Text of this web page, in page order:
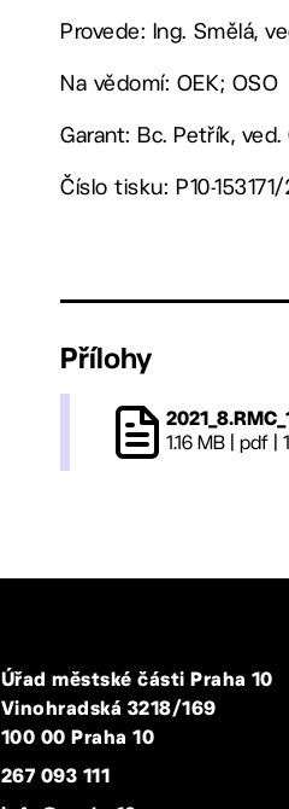
Provede: Ing. Smělá,
Na vědomí: OEK; OSO
Garant: Bc. Petřík, ved.
Číslo tisku: P10-153171/
Přílohy
1.16 MB | pdf |
Úřad městské části Praha 10
Vinohradská 3218/169
100 00 Praha 10
267 093 111